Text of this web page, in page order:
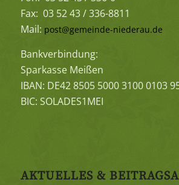
Fax: 03 52 43 / 336-8811
Mail: post@gemeinde-niederau.de
Bankverbindung:
Sparkasse Meißen
IBAN: DE42 8505 5000 3100 0103
BIC: SOLADES1MEI
AKTUELLES &